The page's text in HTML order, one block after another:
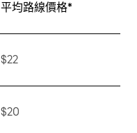
平均路線價格*
$22
$20